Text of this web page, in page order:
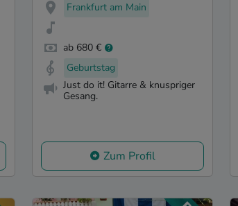
Frankfurt am Main
ab 680 €
Geburtstag
Just do it! Gitarre & knuspriger
Gesang.
Zum Profil